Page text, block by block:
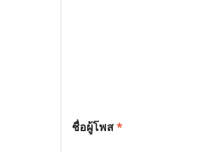
ชื่อผู้โพส*